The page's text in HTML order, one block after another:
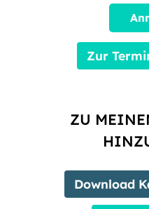
Zur
ZU
Download